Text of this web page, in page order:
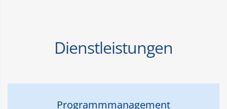
Dienstleistungen
Programmmanagement